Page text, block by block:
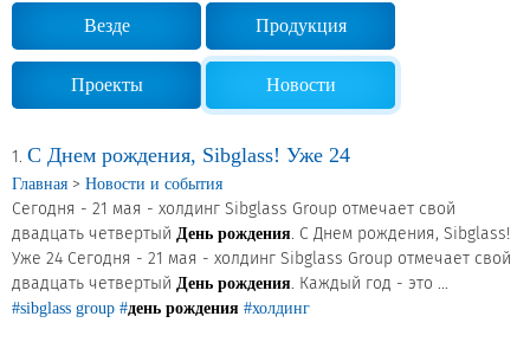
Политика в области качества
Работа в Sibglass
Новости и события
Продажа недвижимости
Продукция
Везде Продукция
Проекты Новости
1. С Днем рождения, Sibglass! Уже 24
Главная > Новости и события
Сегодня - 21 мая - холдинг Sibglass Group отмечает свой
двадцать четвертый День рождения. С Днем рождения, Sibglass!
Уже 24 Сегодня - 21 мая - холдинг Sibglass Group отмечает свой
двадцать четвертый День рождения. Каждый год - это ...
#sibglass group #день рождения #холдинг